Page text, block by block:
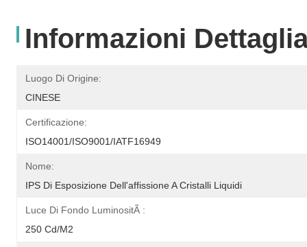
Informazioni
Luogo Di Origine:
CINESE
Certificazione:
ISO14001/ISO9001/IATF16949
Nome:
IPS Di Esposizione Dell'affissione A Cristalli Liquidi
Luce Di Fondo LuminositÃ :
250 Cd/m2